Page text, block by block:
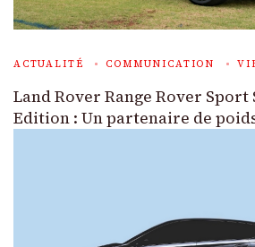
ACTUALITÉ COMMUNICATION
Land Rover Range Rover Sport
Edition : Un partenaire de